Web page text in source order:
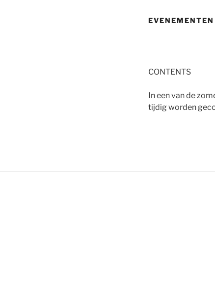
EVENEMENTEN
CONTENTS
In een van de
tijdig worden